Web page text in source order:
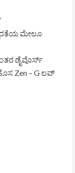
ಮೇಲೂ
ಡೈವೊರ್ಸ್
Zen – G ಲವ್